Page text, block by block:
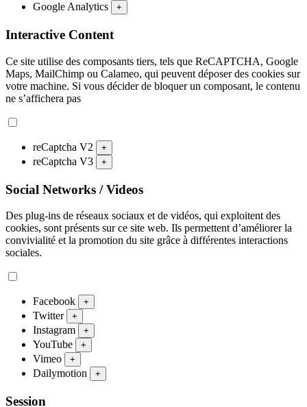
Google Analytics +
Interactive Content
Ce site utilise des composants tiers, tels que ReCAPTCHA, Google
Maps, MailChimp ou Calameo, qui peuvent déposer des cookies sur
votre machine. Si vous décider de bloquer un composant, le contenu
ne s’affichera pas
reCaptcha V2 +
reCaptcha V3 +
Social Networks / Videos
Des plug-ins de réseaux sociaux et de vidéos, qui exploitent des
cookies, sont présents sur ce site web. Ils permettent d’améliorer la
convivialité et la promotion du site grâce à différentes interactions
sociales.
Facebook +
Twitter +
Instagram +
YouTube +
Vimeo +
Dailymotion +
Session